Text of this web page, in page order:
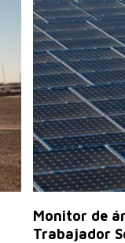
Monitor de
Trabajador